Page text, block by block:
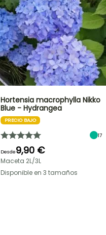
Hortensia macrophylla Nikko
Blue - Hydrangea
PRECIO BAJO
17
Desde9,90 €
Maceta 2L/3L
Disponible en 3 tamaños